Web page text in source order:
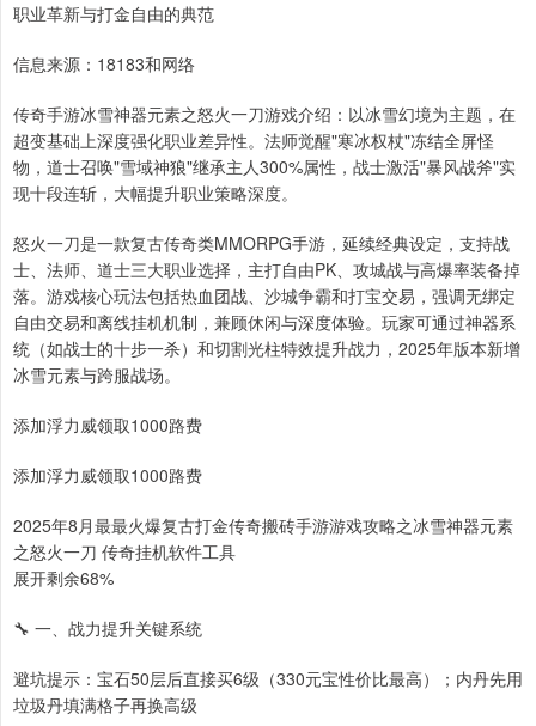
职业革新与打金自由的典范
信息来源：18183和网络
传奇手游冰雪神器元素之怒火一刀游戏介绍：以冰雪幻境为主题，在
超变基础上深度强化职业差异性。法师觉醒"寒冰权杖"冻结全屏怪
物，道士召唤"雪域神狼"继承主人300%属性，战士激活"暴风战斧"实
现十段连斩，大幅提升职业策略深度。
怒火一刀是一款复古传奇类MMORPG手游，延续经典设定，支持战
士、法师、道士三大职业选择，主打自由PK、攻城战与高爆率装备掉
落。游戏核心玩法包括热血团战、沙城争霸和打宝交易，强调无绑定
自由交易和离线挂机机制，兼顾休闲与深度体验。玩家可通过神器系
统（如战士的十步一杀）和切割光柱特效提升战力，2025年版本新增
冰雪元素与跨服战场。
添加浮力威领取1000路费
添加浮力威领取1000路费
2025年8月最最火爆复古打金传奇搬砖手游游戏攻略之冰雪神器元素
之怒火一刀 传奇挂机软件工具
展开剩余68%
🔧 一、战力提升关键系统
避坑提示：宝石50层后直接买6级（330元宝性价比最高）；内丹先用
垃圾丹填满格子再换高级